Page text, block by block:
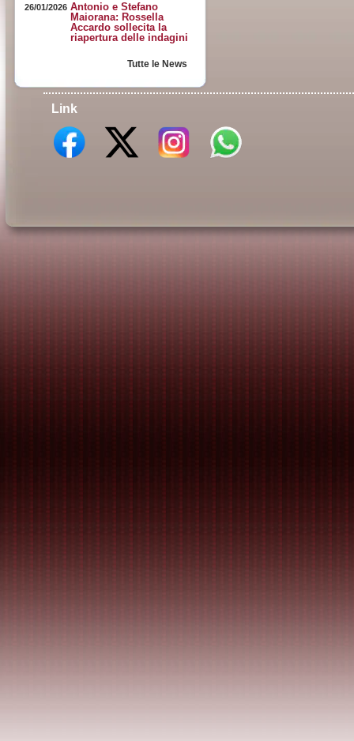
26/01/2026 Antonio e Stefano
Maiorana: Rossella
Accardo sollecita la
riapertura delle indagini
Tutte le News
Link